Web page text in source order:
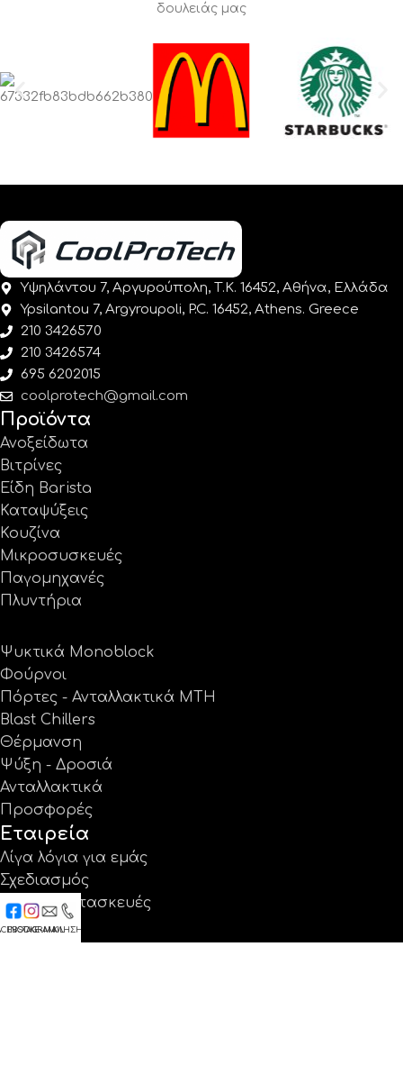
δουλειάς μας
Υψηλάντου 7, Αργυρούπολη, Τ.Κ. 16452, Αθήνα, Ελλάδα
Ypsilantou 7, Argyroupoli, P.C. 16452, Athens. Greece
210 3426570
210 3426574
695 6202015
coolprotech@gmail.com
Προϊόντα
Ανοξείδωτα
Βιτρίνες
Είδη Barista
Καταψύξεις
Κουζίνα
Μικροσυσκευές
Παγομηχανές
Πλυντήρια
Ψυκτικά Monoblock
Φούρνοι
Πόρτες - Ανταλλακτικά MTH
Blast Chillers
Θέρμανση
Ψύξη - Δροσιά
Ανταλλακτικά
Προσφορές
Εταιρεία
Λίγα λόγια για εμάς
Σχεδιασμός
Ειδικές κατασκευές
Έργα
INSTAGRAM
E-MAILΚΛΗΣΗ